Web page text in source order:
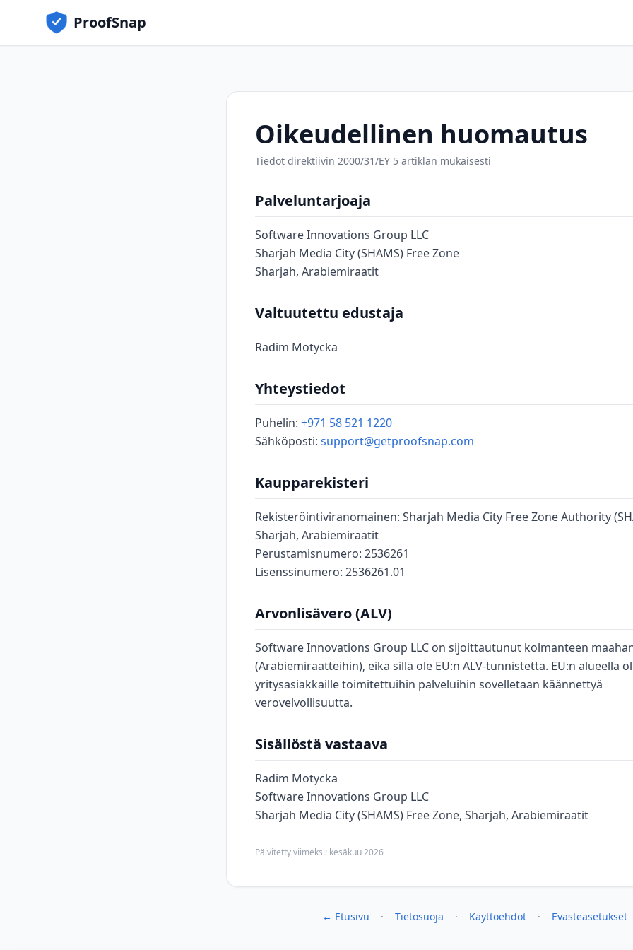
ProofSnap
Oikeudellinen huomautus
Tiedot direktiivin 2000/31/EY 5 artiklan mukaisesti
Palveluntarjoaja
Software Innovations Group LLC
Sharjah Media City (SHAMS) Free Zone
Sharjah, Arabiemiraatit
Valtuutettu edustaja
Radim Motycka
Yhteystiedot
Puhelin: +971 58 521 1220
Sähköposti: support@getproofsnap.com
Kaupparekisteri
Rekisteröintiviranomainen: Sharjah Media City Free Zone Authority
Sharjah, Arabiemiraatit
Perustamisnumero: 2536261
Lisenssinumero: 2536261.01
Arvonlisävero (ALV)
Software Innovations Group LLC on sijoittautunut kolmanteen
(Arabiemiraatteihin), eikä sillä ole EU:n ALV-tunnistetta. EU:n alueella
yritysasiakkaille toimitettuihin palveluihin sovelletaan käännettyä
verovelvollisuutta.
Sisällöstä vastaava
Radim Motycka
Software Innovations Group LLC
Sharjah Media City (SHAMS) Free Zone, Sharjah, Arabiemiraatit
Päivitetty viimeksi: kesäkuu 2026
← Etusivu · Tietosuoja · Käyttöehdot · Evästeasetukset